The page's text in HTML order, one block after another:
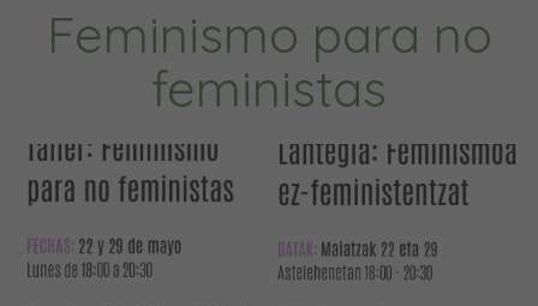
Feminismo para no
feministas